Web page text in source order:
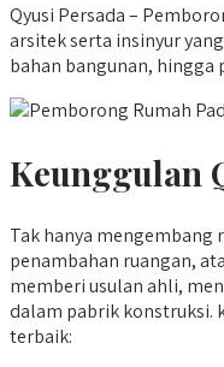
Qyusi Persada –
arsitek serta insinyur
bahan bangunan, hingga
Keunggulan
Tak hanya
penambahan ruangan,
memberi usulan ahli,
dalam pabrik konstruksi.
terbaik: